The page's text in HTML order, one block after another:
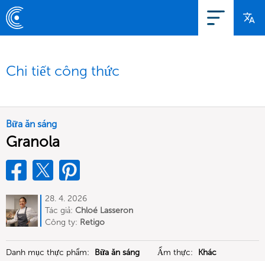
Chi tiết công thức
Bữa ăn sáng
Granola
28. 4. 2026
Tác giả: Chloé Lasseron
Công ty: Retigo
Danh mục thực phẩm: Bữa ăn sáng Ẩm thực: Khác